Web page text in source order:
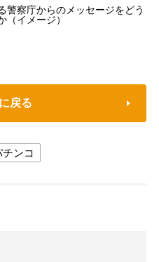
警察庁からのメッセージをどう
（イメージ）
戻る
チンコ